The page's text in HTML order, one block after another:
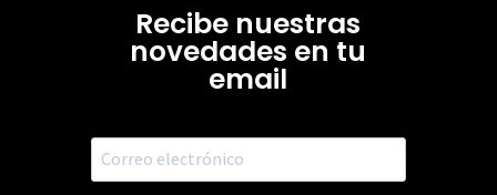
Recibe nuestras
novedades en tu
email